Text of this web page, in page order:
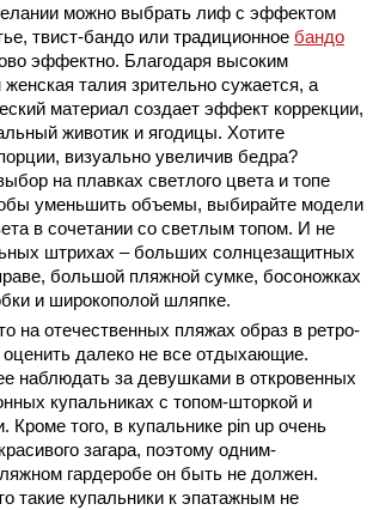
можно выбрать лиф с эффектом
твист-бандо или традиционное бандо
эффектно. Благодаря высоким
талия зрительно сужается, а
материал создает эффект коррекции,
животик и ягодицы. Хотите
визуально увеличив бедра?
на плавках светлого цвета и топе
уменьшить объемы, выбирайте модели
в сочетании со светлым топом. И не
штрихах – больших солнцезащитных
большой пляжной сумке, босоножках
и широкополой шляпке.
на отечественных пляжах образ в ретро-
оценить далеко не все отдыхающие.
наблюдать за девушками в откровенных
купальниках с топом-шторкой и
Кроме того, в купальнике pin up очень
загара, поэтому одним-
гардеробе он быть не должен.
такие купальники к эпатажным не